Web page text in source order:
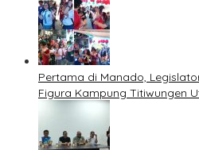
Pertama di Manado,
Figura Kampung Titiwungen